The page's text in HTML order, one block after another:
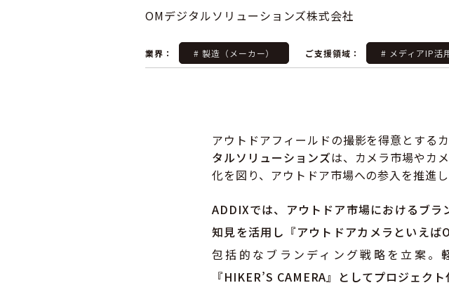
OMデジタルソリューションズ株式会社
業界： # 製造（メーカー） ご支援領域： # メディアIP活
アウトドアフィールドの撮影を得意とする
タルソリューションズは、カメラ市場やカ
化を図り、アウトドア市場への参入を推進し
ADDIXでは、アウトドア市場におけるブ
知見を活用し『アウトドアカメラといえば
包括的なブランディング戦略を立案。
『HIKER’S CAMERA』としてプロジェク